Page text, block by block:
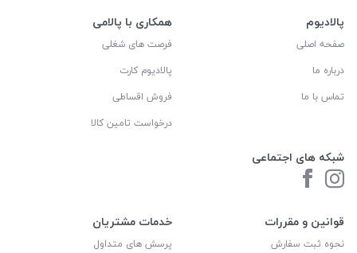
پالادیوم
صفحه اصلی
درباره ما
تماس با ما
شبکه های اجتماعی
همکاری با پالامی
فرصت های شغلی
پالادیوم کارت
فروش اقساطی
درخواست تامین کالا
قوانین و مقررات
نحوه ثبت سفارش
خدمات مشتریان
پرسش های متداول